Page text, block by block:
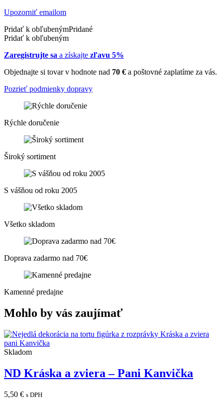
Upozorniť emailom
Pridať k obľubenýmPridané
Pridať k obľubeným
Zaregistrujte sa a získajte zľavu 5%
Objednajte si tovar v hodnote nad 70 € a poštovné zaplatíme za vás.
Pozrieť podmienky dopravy
Rýchle doručenie
Široký sortiment
S vášňou od roku 2005
Všetko skladom
Doprava zadarmo nad 70€
Kamenné predajne
Mohlo by vás zaujímať
Skladom
ND Kráska a zviera – Pani Kanvička
5,50 € s DPH